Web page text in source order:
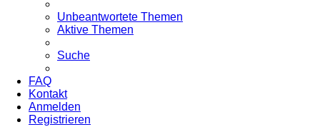
Unbeantwortete Themen
Aktive Themen
Suche
FAQ
Kontakt
Anmelden
Registrieren